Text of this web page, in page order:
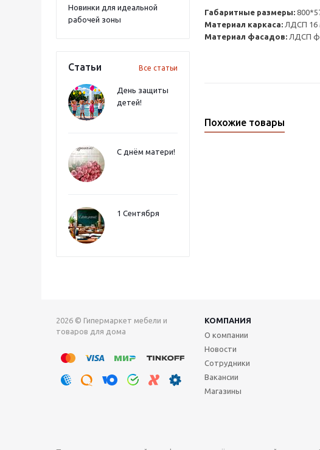
Новинки для идеальной
рабочей зоны
Статьи Все статьи
День защиты
детей!
С днём матери!
1 Сентября
Габаритные размеры:
Материал каркаса: ЛДСП 16
Материал фасадов: ЛДСП
Похожие товары
2026 © Гипермаркет мебели и
товаров для дома
КОМПАНИЯ
О компании
Новости
Сотрудники
Вакансии
Магазины